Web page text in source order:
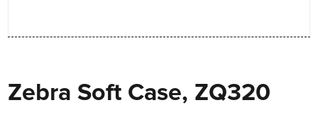
Zebra Soft Case, ZQ320